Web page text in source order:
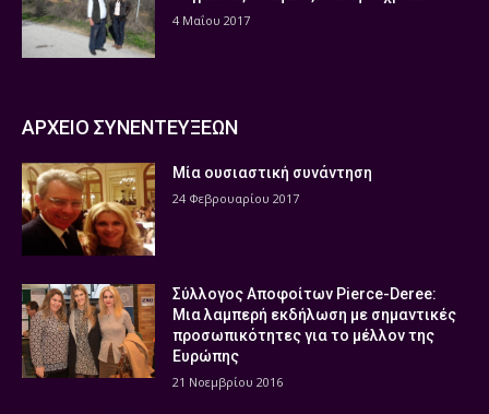
4 Μαΐου 2017
ΑΡΧΕΙΟ ΣΥΝΕΝΤΕΥΞΕΩΝ
Μία ουσιαστική συνάντηση
24 Φεβρουαρίου 2017
Σύλλογος Αποφοίτων Pierce-Deree:
Μια λαμπερή εκδήλωση με σημαντικές
προσωπικότητες για το μέλλον της
Ευρώπης
21 Νοεμβρίου 2016